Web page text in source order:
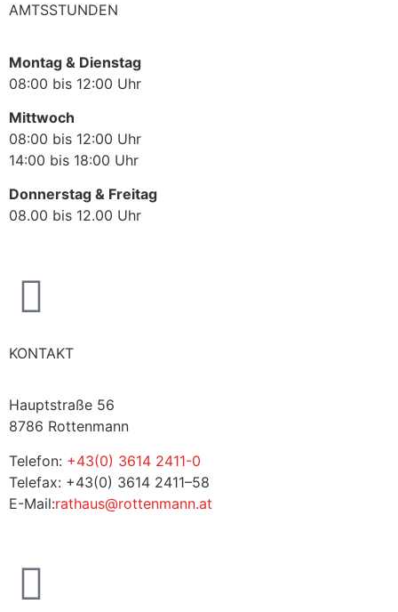
AMTSSTUNDEN
Montag & Dienstag
08:00 bis 12:00 Uhr
Mittwoch
08:00 bis 12:00 Uhr
14:00 bis 18:00 Uhr
Donnerstag & Freitag
08.00 bis 12.00 Uhr
KONTAKT
Hauptstraße 56
8786 Rottenmann
Telefon: +43(0) 3614 2411-0
Telefax: +43(0) 3614 2411–58
E-Mail:rathaus@rottenmann.at